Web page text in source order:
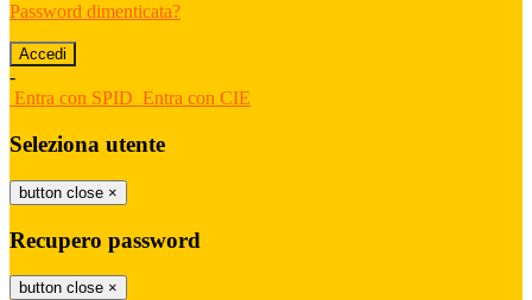
Password dimenticata?
-
Entra con SPID Entra con CIE
Seleziona utente
button close ×
Recupero password
button close ×